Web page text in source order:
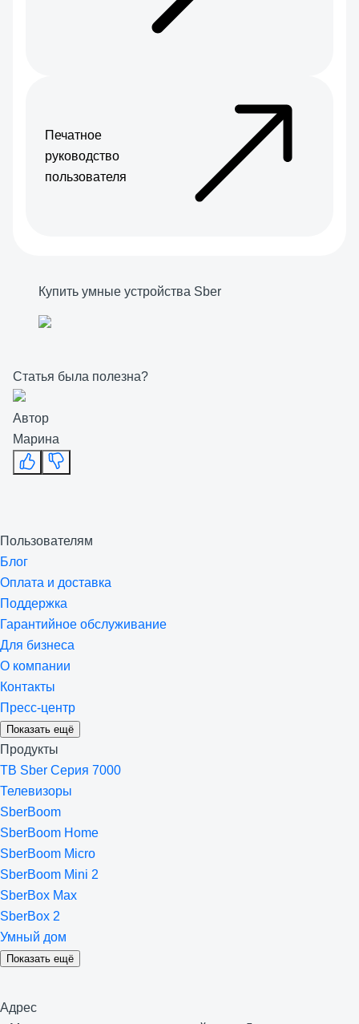
Печатное
руководство
пользователя
Купить умные устройства Sber
Статья была полезна?
Автор
Марина
Пользователям
Блог
Оплата и доставка
Поддержка
Гарантийное обслуживание
Для бизнеса
О компании
Контакты
Пресс-центр
Показать ещё
Продукты
ТВ Sber Серия 7000
Телевизоры
SberBoom
SberBoom Home
SberBoom Micro
SberBoom Mini 2
SberBox Max
SberBox 2
Умный дом
Показать ещё
Адрес